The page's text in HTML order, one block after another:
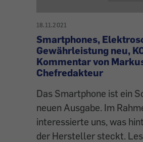
18.11.2021
Smartphones,
Gewährleistung neu,
Kommentar von
Chefredakteur
Das Smartphone ist ein
neuen Ausgabe. Im
interessierte uns, was
der Hersteller steckt.